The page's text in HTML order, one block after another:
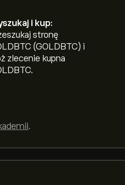
i kup:
stronę
(GOLDBTC) i
zlecenie kupna
.